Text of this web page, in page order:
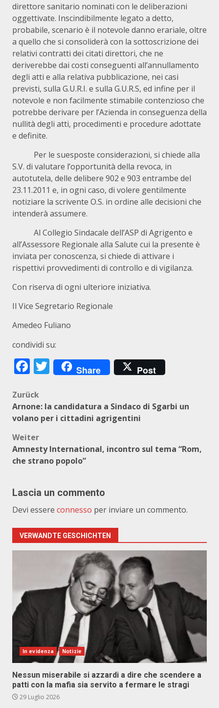
direttore sanitario nominati con le deliberazioni
oggettivate. Inscindibilmente legato a detto,
probabile, scenario è il notevole danno erariale, oltre
a quello che si consoliderà con la sottoscrizione dei
relativi contratti dei citati direttori, che ne
deriverebbe dai costi conseguenti all’annullamento
degli atti e alla relativa pubblicazione, nei casi
previsti, sulla G.U.R.I. e sulla G.U.R.S, ed infine per il
notevole e non facilmente stimabile contenzioso che
potrebbe derivare per l’Azienda in conseguenza della
nullità degli atti, procedimenti e procedure adottate
e definite.
Per le suesposte considerazioni, si chiede alla
S.V. di valutare l’opportunità della revoca, in
autotutela, delle delibere 902 e 903 entrambe del
23.11.2011 e, in ogni caso, di volere gentilmente
notiziare la scrivente O.S. in ordine alle decisioni che
intenderà assumere.
Al Collegio Sindacale dell’ASP di Agrigento e
all’Assessore Regionale alla Salute cui la presente è
inviata per conoscenza, si chiede di attivare i
rispettivi provvedimenti di controllo e di vigilanza.
Con riserva di ogni ulteriore iniziativa.
Il Vice Segretario Regionale
Amedeo Fuliano
condividi su:
Facebook
Twitter
Share Post
Beitragsnavigation
Zurück
Arnone: la candidatura a Sindaco di Sgarbi un
volano per i cittadini agrigentini
Weiter
Amnesty International, incontro sul tema “Rom,
che strano popolo”
Lascia un commento
Devi essere connesso per inviare un commento.
VERWANDTE GESCHICHTEN
In evidenza Notizie
Nessun miserabile si azzardi a dire che scendere a
patti con la mafia sia servito a fermare le stragi
29 Luglio 2026